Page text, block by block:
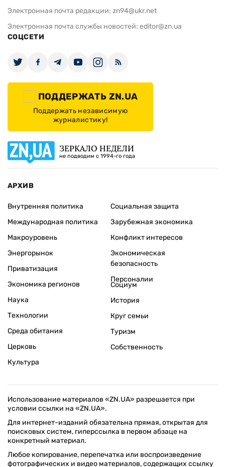
Электронная почта редакции: zn94@ukr.net
Электронная почта службы новостей: editor@zn.ua
СОЦСЕТИ
ПОДДЕРЖАТЬ ZN.UA
Поддержать независимую
журналистику!
ЗЕРКАЛО НЕДЕЛИ
не подводим с 1994-го года
АРХИВ
Внутренняя политика
Международная политика
Макроуровень
Энергорынок
Приватизация
Экономика регионов
Социальная защита
Зарубежная экономика
Конфликт интересов
Экономическая
безопасность
Персоналии
Наука
Технологии
Среда обитания
Церковь
Культура
Социум
История
Круг семьи
Туризм
Собственность
Использование материалов «ZN.UA» разрешается при
условии ссылки на «ZN.UA».
Для интернет-изданий обязательна прямая, открытая для
поисковых систем, гиперссылка в первом абзаце на
конкретный материал.
Любое копирование, перепечатка или воспроизведение
фотографических и видео материалов, содержащих ссылку